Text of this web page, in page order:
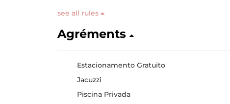
see all rules
Agréments
Estacionamento Gratuito
Jacuzzi
Piscina Privada